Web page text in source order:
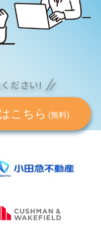
ださい!
こちら (無料)